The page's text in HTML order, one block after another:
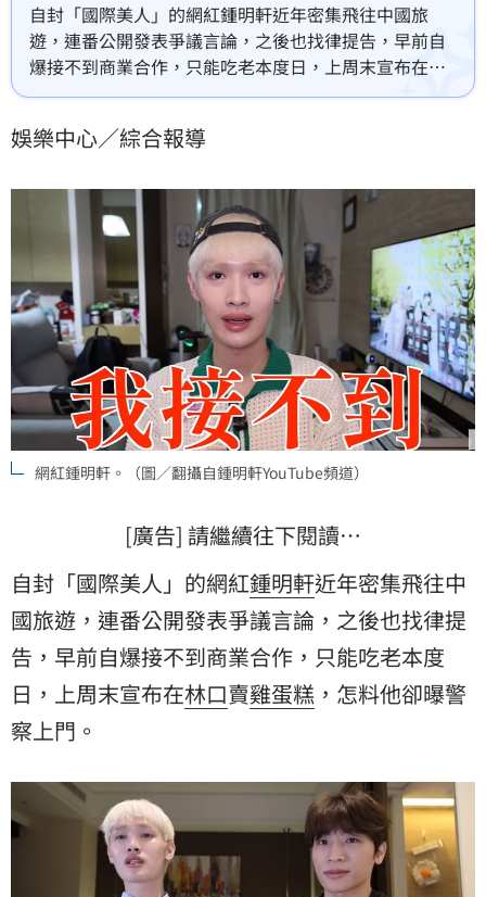
自封「國際美人」的網紅鍾明軒近年密集飛往中國旅
遊，連番公開發表爭議言論，之後也找律提告，早前自
爆接不到商業合作，只能吃老本度日，上周末宣布在林
口賣雞蛋糕，怎料他卻曝警察上門。
娛樂中心／綜合報導
網紅鍾明軒。（圖／翻攝自鍾明軒YouTube頻道）
[廣告] 請繼續往下閱讀…
自封「國際美人」的網紅鍾明軒近年密集飛往中
國旅遊，連番公開發表爭議言論，之後也找律提
告，早前自爆接不到商業合作，只能吃老本度
日，上周末宣布在林口賣雞蛋糕 ，怎料他卻曝警
察上門。